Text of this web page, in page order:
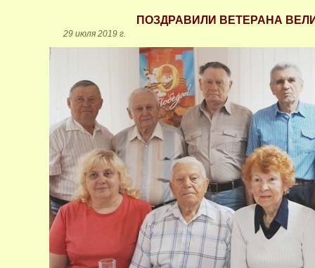
ПОЗДРАВИЛИ ВЕТЕРАНА
29 июля 2019 г.